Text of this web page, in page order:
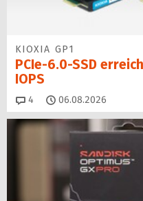
KIOXIA GP1
PCIe-6.0-SSD
IOPS
4 Kommentare
06.08.2026